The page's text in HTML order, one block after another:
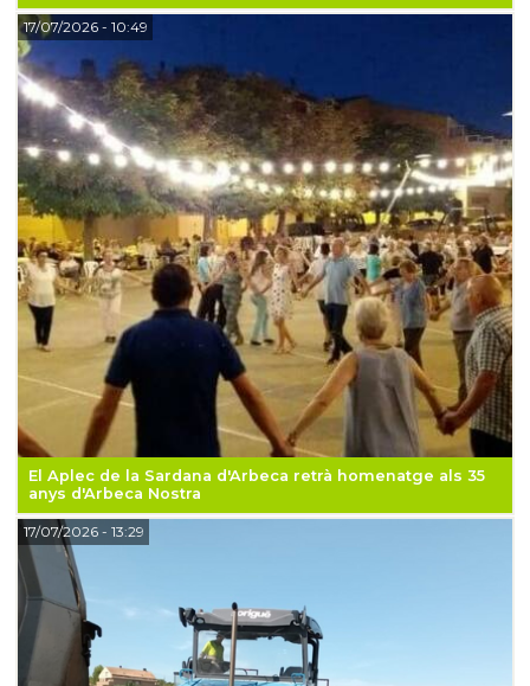
El Aplec de la Sardana d'Arbeca retrà homenatge als 35
anys d'Arbeca Nostra
17/07/2026- 10:49
17/07/2026- 13:29